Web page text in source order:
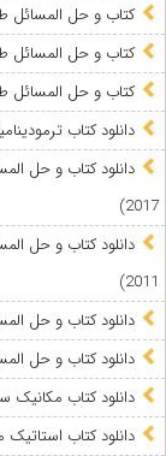
کتاب و حل المسائل طراحی
کتاب و حل المسائل طراحی
کتاب و حل المسائل طراحی
دانلود کتاب
2017)
2011)
دانلود کتاب و حل
دانلود کتاب و حل
دانلود کتاب مکانیک سیالات
دانلود کتاب استاتیک مریام